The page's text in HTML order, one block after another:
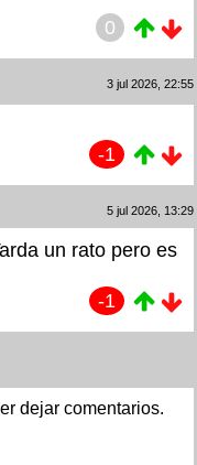
0
3 jul 2026, 22:55
-1
5 jul 2026, 13:29
un rato pero es
-1
dejar comentarios.